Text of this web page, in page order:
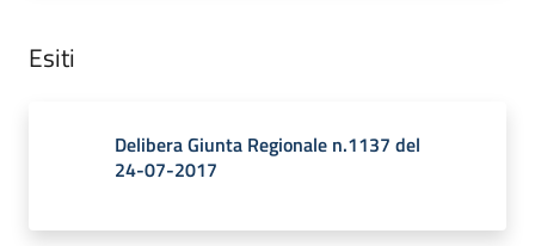
Esiti
Delibera Giunta Regionale n.1137 del
24-07-2017